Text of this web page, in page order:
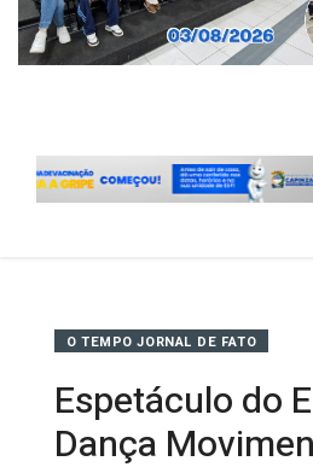
O TEMPO JORNAL DE FATO